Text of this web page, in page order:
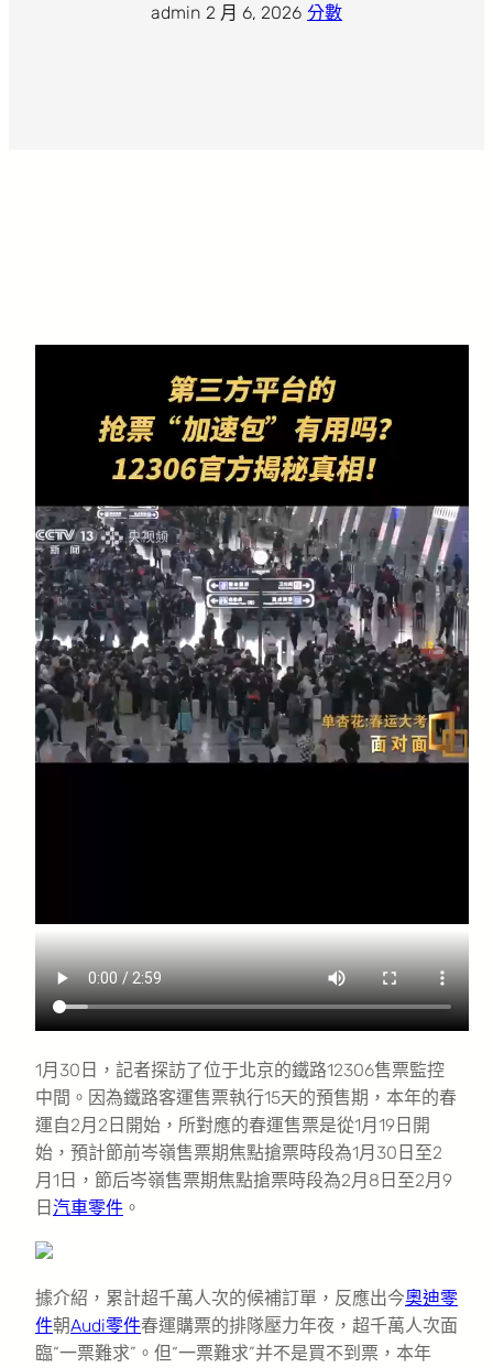
admin 2 月 6, 2026 分數
1月30日，記者探訪了位于北京的鐵路12306售票監控
中間。因為鐵路客運售票執行15天的預售期，本年的春
運自2月2日開始，所對應的春運售票是從1月19日開
始，預計節前岑嶺售票期焦點搶票時段為1月30日至2
月1日，節后岑嶺售票期焦點搶票時段為2月8日至2月9
日 汽車零件 。
據介紹，累計超千萬人次的候補訂單，反應出今奧迪零
件朝Audi零件春運購票的排隊壓力年夜，超千萬人次面
臨“一票難求”。但“一票難求”并不是買不到票，本年